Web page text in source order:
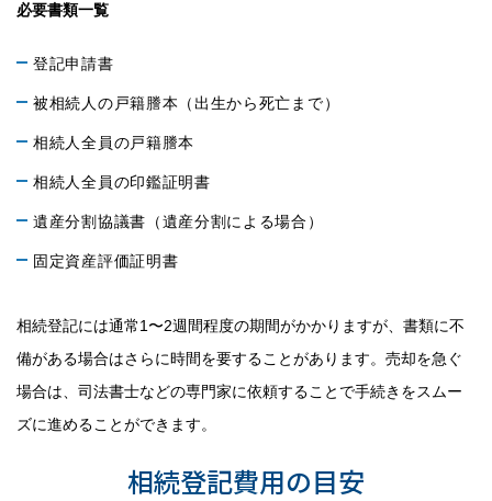
必要書類一覧
登記申請書
被相続人の戸籍謄本（出生から死亡まで）
相続人全員の戸籍謄本
相続人全員の印鑑証明書
遺産分割協議書（遺産分割による場合）
固定資産評価証明書
相続登記には通常1〜2週間程度の期間がかかりますが、書類に不
備がある場合はさらに時間を要することがあります。売却を急ぐ
場合は、司法書士などの専門家に依頼することで手続きをスムー
ズに進めることができます。
相続登記費用の目安